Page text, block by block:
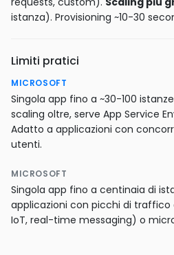
istanza). Provisioning ~10-30
Limiti pratici
MICROSOFT
Singola app fino a ~30-100
scaling oltre, serve App Service
Adatto a applicazioni con
utenti.
MICROSOFT
Singola app fino a centinaia di
applicazioni con picchi di
IoT, real-time messaging) o